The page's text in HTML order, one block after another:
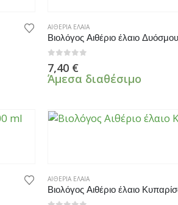
ΑΙΘΕΡΙΑ ΕΛΑΙΑ
Βιολόγος Αιθέριο έλαιο
7,40 €
Άμεσα διαθέσιμο
ΑΙΘΕΡΙΑ ΕΛΑΙΑ
Βιολόγος Αιθέριο έλαιο